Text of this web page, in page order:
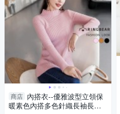
商店 內搭衣--優雅波型立領保
暖素色內搭多色針織長袖長上